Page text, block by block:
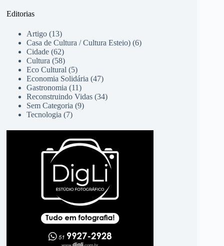
Editorias
Artigo (13)
Casa de Cultura / Cultura Esteio) (6)
Cidade (62)
Cultura (58)
Eco Cultural (5)
Economia Solidária (47)
Gastronomia (11)
Reconstruindo Vidas (34)
Sem Categoria (9)
Tecnologia (7)